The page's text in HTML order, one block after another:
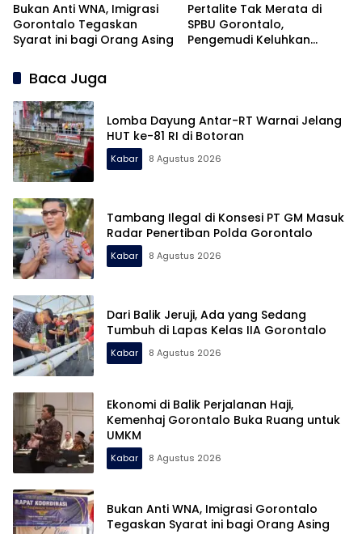
Bukan Anti WNA, Imigrasi
Gorontalo Tegaskan
Syarat ini bagi Orang Asing
Pertalite Tak Merata di
SPBU Gorontalo,
Pengemudi Keluhkan
Baca Juga
Lomba Dayung Antar-RT Warnai Jelang
HUT ke-81 RI di Botoran
Kabar 8 Agustus 2026
Tambang Ilegal di Konsesi PT GM Masuk
Radar Penertiban Polda Gorontalo
Kabar 8 Agustus 2026
Dari Balik Jeruji, Ada yang Sedang
Tumbuh di Lapas Kelas IIA Gorontalo
Kabar 8 Agustus 2026
Ekonomi di Balik Perjalanan Haji,
Kemenhaj Gorontalo Buka Ruang untuk
UMKM
Kabar 8 Agustus 2026
Bukan Anti WNA, Imigrasi Gorontalo
Tegaskan Syarat ini bagi Orang Asing